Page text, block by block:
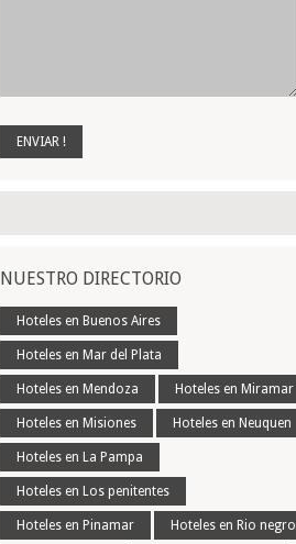
NUESTRO DIRECTORIO
Hoteles en Buenos Aires
Hoteles en Mar del Plata
Hoteles en Mendoza Hoteles en Miramar
Hoteles en Misiones Hoteles en Neuquen
Hoteles en La Pampa
Hoteles en Los penitentes
Hoteles en Pinamar Hoteles en Rio negro